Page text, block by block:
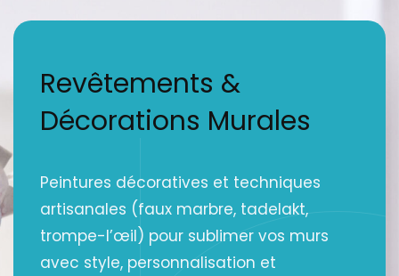
Revêtements &
Décorations Murales
Peintures décoratives et techniques
artisanales (faux marbre, tadelakt,
trompe-l’œil) pour sublimer vos murs
avec style, personnalisation et